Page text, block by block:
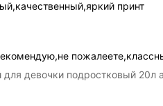
принт
девочки подростковый 20л